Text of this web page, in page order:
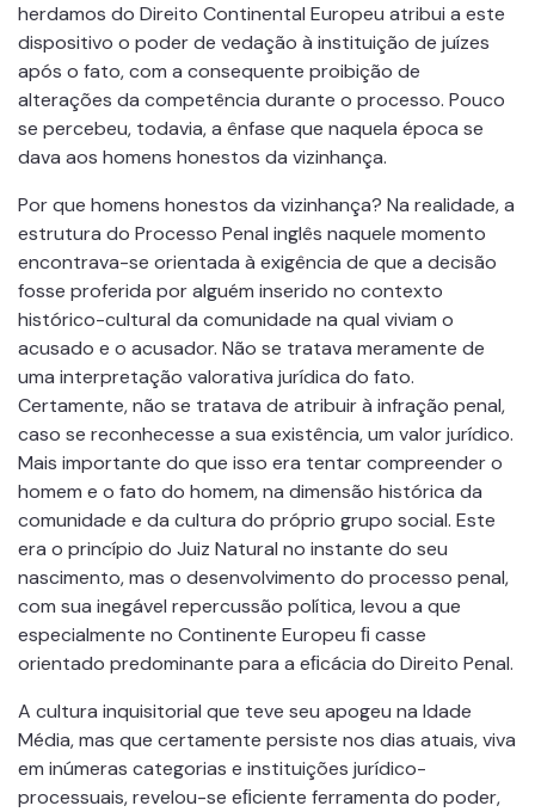
herdamos do Direito Continental Europeu atribui a este
dispositivo o poder de vedação à instituição de juízes
após o fato, com a consequente proibição de
alterações da competência durante o processo. Pouco
se percebeu, todavia, a ênfase que naquela época se
dava aos homens honestos da vizinhança.
Por que homens honestos da vizinhança? Na realidade, a
estrutura do Processo Penal inglês naquele momento
encontrava-se orientada à exigência de que a decisão
fosse proferida por alguém inserido no contexto
histórico-cultural da comunidade na qual viviam o
acusado e o acusador. Não se tratava meramente de
uma interpretação valorativa jurídica do fato.
Certamente, não se tratava de atribuir à infração penal,
caso se reconhecesse a sua existência, um valor jurídico.
Mais importante do que isso era tentar compreender o
homem e o fato do homem, na dimensão histórica da
comunidade e da cultura do próprio grupo social. Este
era o princípio do Juiz Natural no instante do seu
nascimento, mas o desenvolvimento do processo penal,
com sua inegável repercussão política, levou a que
especialmente no Continente Europeu ﬁ casse
orientado predominante para a eﬁcácia do Direito Penal.
A cultura inquisitorial que teve seu apogeu na Idade
Média, mas que certamente persiste nos dias atuais, viva
em inúmeras categorias e instituições jurídico-
processuais, revelou-se eﬁciente ferramenta do poder,